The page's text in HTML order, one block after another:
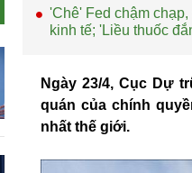
'Chê' Fed chậm
kinh tế; 'Liều thuốc
Ngày 23/4, Cục Dự
quán của chính
nhất thế giới.